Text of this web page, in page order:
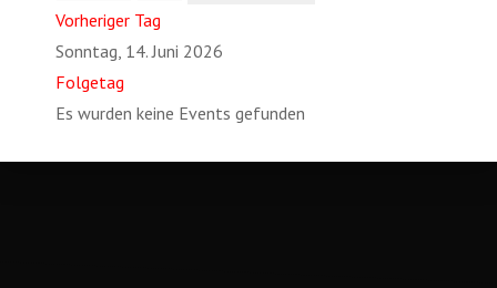
Vorheriger Tag
Sonntag, 14. Juni 2026
Folgetag
Es wurden keine Events gefunden